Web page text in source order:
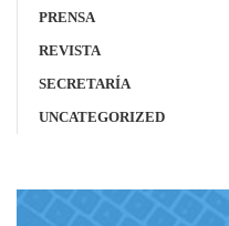
PRENSA
REVISTA
SECRETARÍA
UNCATEGORIZED